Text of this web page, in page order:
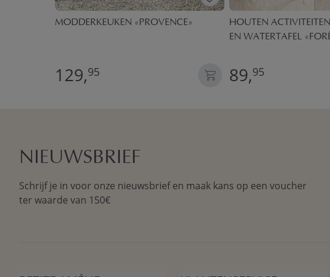
MODDERKEUKEN «PROVENCE»
129,95
HOUTEN
EN WATERTAFEL
89,95
NIEUWSBRIEF
Schrijf je in voor onze nieuwsbrief en maak kans op een voucher
ter waarde van 150€